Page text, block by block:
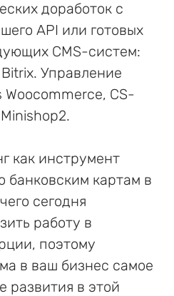
доработок с
API или готовых
CMS-систем:
Управление
Woocommerce, CS-
как инструмент
банковским картам в
сегодня
работу в
поэтому
в ваш бизнес самое
развития в этой